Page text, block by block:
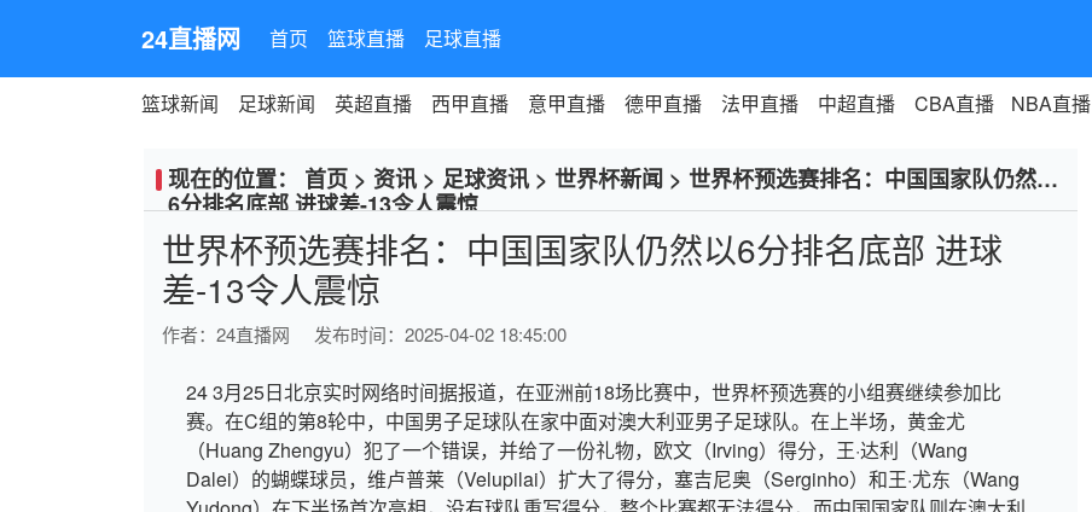
24直播网 首页 篮球直播 足球直播
篮球新闻 足球新闻 英超直播 西甲直播 意甲直播 德甲直播 法甲直播 中超直播 CBA直播 NBA直播
现在的位置： 首页 > 资讯 > 足球资讯 > 世界杯新闻 > 世界杯预选赛排名：中国国家队仍然以
6分排名底部 进球差-13令人震惊
世界杯预选赛排名：中国国家队仍然以6分排名底部 进球
差-13令人震惊
作者： 24直播网 发布时间：2025-04-02 18:45:00
24 3月25日北京实时网络时间据报道，在亚洲前18场比赛中，世界杯预选赛的小组赛继续参加比
赛。在C组的第8轮中，中国男子足球队在家中面对澳大利亚男子足球队。在上半场，黄金尤
（Huang Zhengyu）犯了一个错误，并给了一份礼物，欧文（Irving）得分，王·达利（Wang
Dalei）的蝴蝶球员，维卢普莱（Velupilai）扩大了得分，塞吉尼奥（Serginho）和王·尤东（Wang